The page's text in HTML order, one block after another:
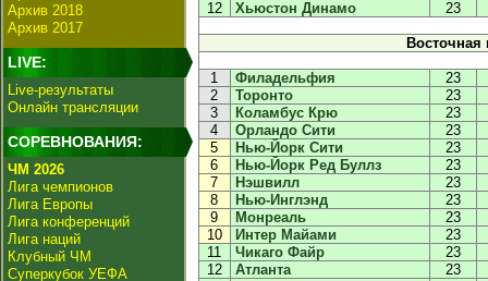
Архив 2018
Архив 2017
LIVE:
Live-результаты
Онлайн трансляции
СОРЕВНОВАНИЯ:
ЧМ 2026
Лига чемпионов
Лига Европы
Лига конференций
Лига наций
Клубный ЧМ
Суперкубок УЕФА
12
Хьюстон Динамо 23
1 Филадельфия
23
2
Торонто
23
3
Коламбус Крю
23
4
Орландо Сити
23
5
Нью-Йорк Сити
23
6
Нью-Йорк Ред Буллз
23
7
Нэшвилл
23
8
Нью-Инглэнд
23
9
Монреаль
23
10
Интер Майами
23
11
Чикаго Файр
23
12
Атланта
23